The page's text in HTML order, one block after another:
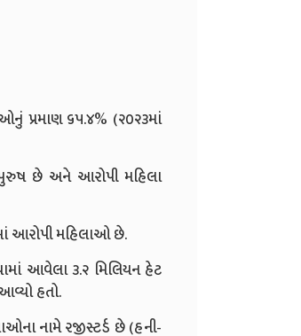
પ્રમાણ ૬૫.૪% (૨૦૨૩માં
પુરુષ છે અને આરોપી મહિલા
આરોપી મહિલાઓ છે.
આવેલા ૩.૨ મિલિયન હેટ
હતો.
નામે રજીસ્ટર્ડ છે (હની-